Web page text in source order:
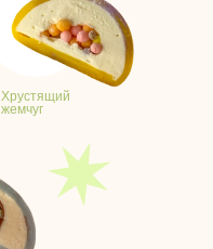
Хрустящий
жемчуг